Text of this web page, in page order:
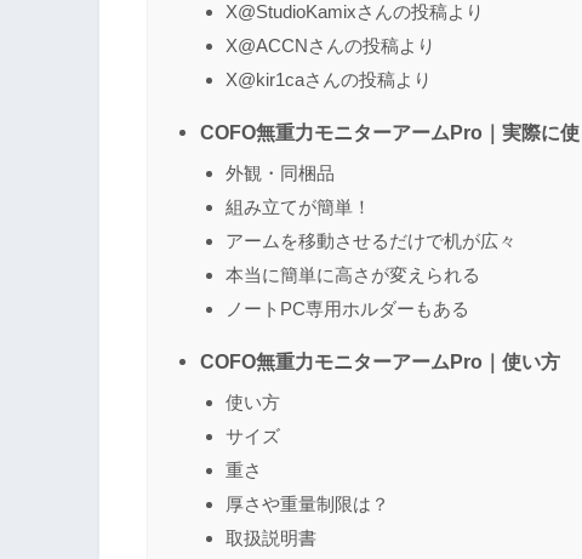
X@StudioKamixさんの投稿より
X@ACCNさんの投稿より
X@kir1caさんの投稿より
COFO無重力モニターアームPro｜実際に
外観・同梱品
組み立てが簡単！
アームを移動させるだけで机が広々
本当に簡単に高さが変えられる
ノートPC専用ホルダーもある
COFO無重力モニターアームPro｜使い方
使い方
サイズ
重さ
厚さや重量制限は？
取扱説明書